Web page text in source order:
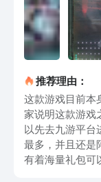
推荐理由：
这款游戏目前本
家说明这款游戏
以先去九游平台
最多，并且还是
有着海量礼包可